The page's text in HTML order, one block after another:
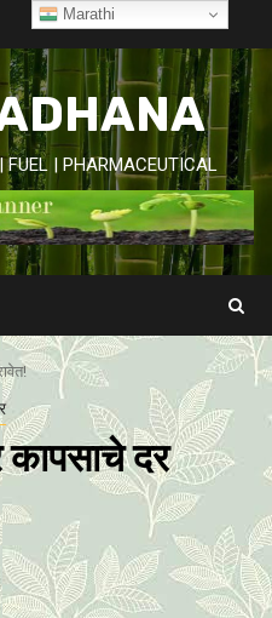
FUEL | PHARMACEUTICAL
कापसाचे दर
Marathi